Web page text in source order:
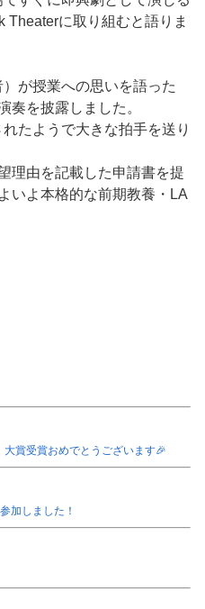
Theaterに取り組むと語りま
が授業への思いを語った
奏を披露しました。
たようで大きな拍手を送り
理由を記載した申請書を提
いよ本格的な前期教養・LA
賞受賞おめでとうございます🎉
加しました！